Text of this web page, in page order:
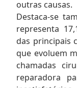
outras causas.
Destaca-se
representa
das principais
que evoluem
chamadas
reparadora